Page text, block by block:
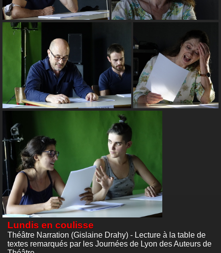
Lundis en coulisse
Théâtre Narration (Gislaine Drahy) - Lecture à la table de
textes remarqués par les Journées de Lyon des Auteurs de